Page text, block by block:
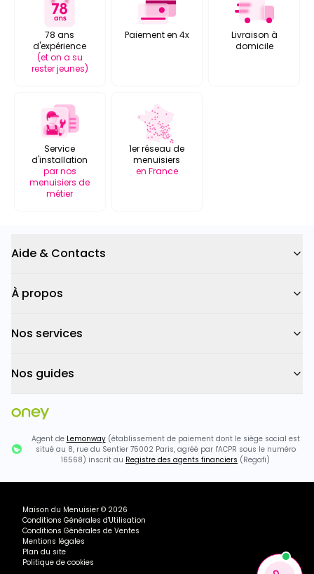
78 ans
d'expérience
(et on a su
rester jeunes)
Paiement en 4x
Livraison à
domicile
Service
d'installation
par nos
menuisiers de
métier
1er réseau de
menuisiers
en France
Aide & Contacts
À propos
Nos services
Nos guides
Agent de Lemonway(établissement de paiement dont le siège social est
situé au 8, rue du Sentier 75002 Paris, agréé par l'ACPR sous le numéro
16568) inscrit au Registre des agents financiers (Regafi)
Maison du Menuisier © 2026
Conditions Générales d'Utilisation
Conditions Générales de Ventes
Mentions légales
Plan du site
Politique de cookies